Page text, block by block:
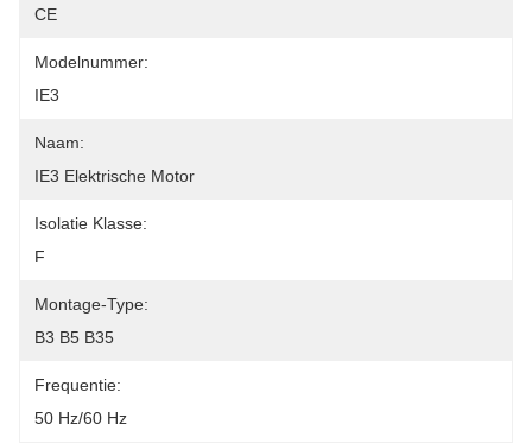
CE
Modelnummer:
IE3
Naam:
IE3 Elektrische Motor
Isolatie Klasse:
F
Montage-Type:
B3 B5 B35
Frequentie:
50 Hz/60 Hz